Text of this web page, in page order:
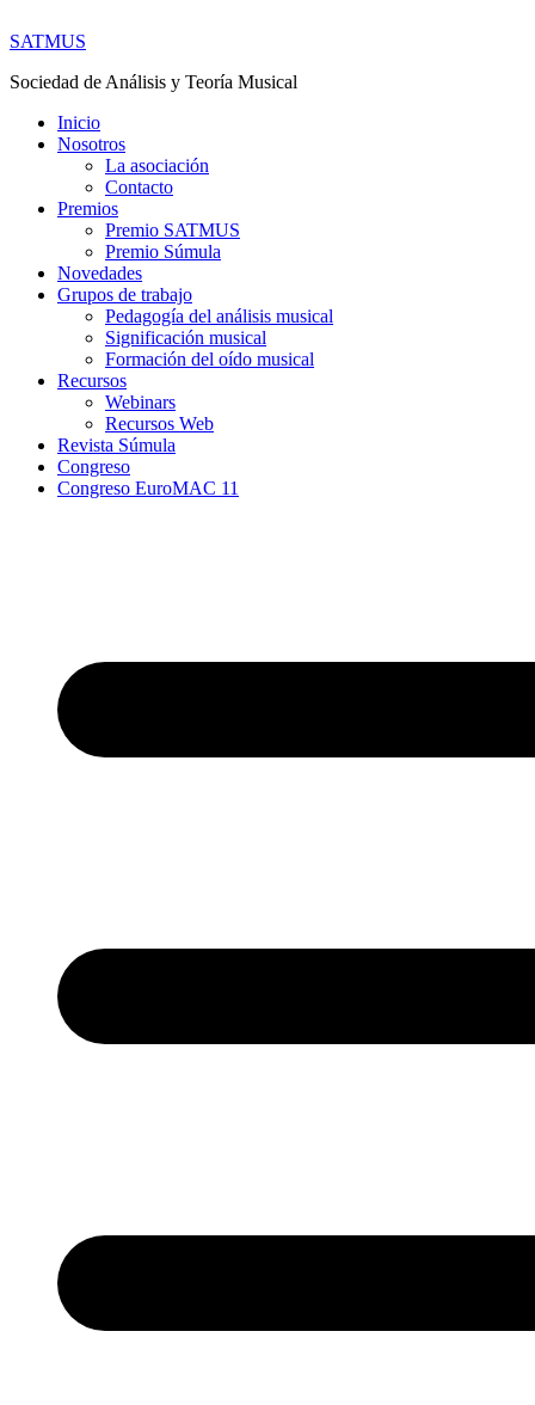
SATMUS
Sociedad de Análisis y Teoría Musical
Inicio
Nosotros
La asociación
Contacto
Premios
Premio SATMUS
Premio Súmula
Novedades
Grupos de trabajo
Pedagogía del análisis musical
Significación musical
Formación del oído musical
Recursos
Webinars
Recursos Web
Revista Súmula
Congreso
Congreso EuroMAC 11